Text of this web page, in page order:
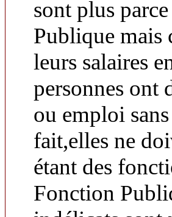
sont plus
Publique mais
leurs salaires
personnes ont
ou emploi
fait,elles ne
étant des
Fonction